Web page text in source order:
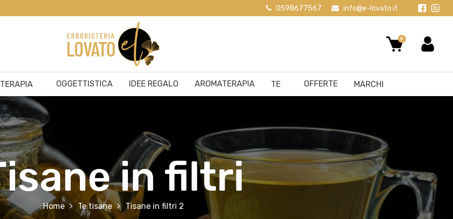
0598677567 info@e-lovato.it
0
OGGETTISTICA IDEE REGALO AROMATERAPIA TE OFFERTE MARCHI
in filtri
Home Te tisane Tisane in filtri 2